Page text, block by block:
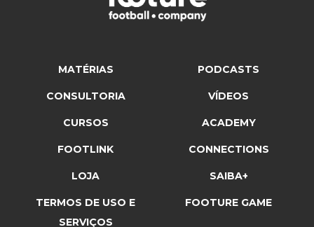
MATÉRIAS PODCASTS
CONSULTORIA VÍDEOS
CURSOS ACADEMY
FOOTLINK CONNECTIONS
LOJA SAIBA+
TERMOS DE USO E
SERVIÇOS
FOOTURE GAME